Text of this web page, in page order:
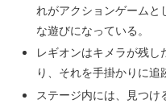
れがアクションゲームと
な遊びになっている。
レギオンはキメラが残
り、それを手掛かりに追
ステージ内には、見つ